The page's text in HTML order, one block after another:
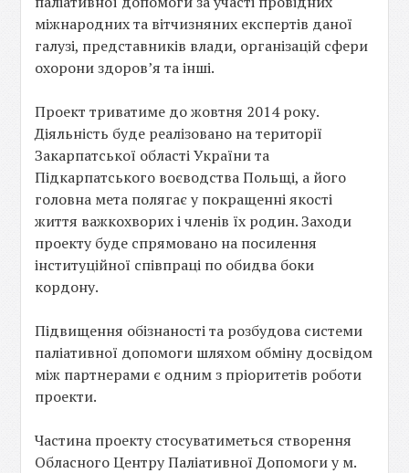
міжнародних та вітчизняних експертів даної
галузі, представників влади, організацій сфери
охорони здоров’я та інші.
Проект триватиме до жовтня 2014 року.
Діяльність буде реалізовано на території
Закарпатської області України та
Підкарпатського воєводства Польщі, а його
головна мета полягає у покращенні якості
життя важкохворих і членів їх родин. Заходи
проекту буде спрямовано на посилення
інституційної співпраці по обидва боки
кордону.
Підвищення обізнаності та розбудова системи
паліативної допомоги шляхом обміну досвідом
між партнерами є одним з пріоритетів роботи
проекти.
Частина проекту стосуватиметься створення
Обласного Центру Паліативної Допомоги у м.